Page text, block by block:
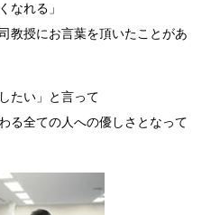
なれる」
教授にお言葉を頂いたことがあ
たい」と言って
る全ての人への優しさとなって